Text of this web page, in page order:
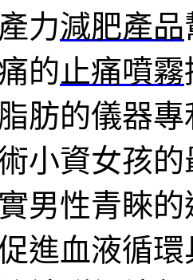
力減肥產品
的 止痛噴霧
肪的儀器專
小資女孩
男性青睞
進血液循